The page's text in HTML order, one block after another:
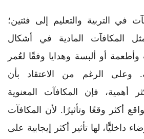
في التربية والتعليم إلى فئتين؛
المكافآت المادية في أشكال
أو ألبسة وهدايا وفقًا لعُمر
وعلى الرغم من الاعتقاد بأن
أهمية، فإن المكافآت المعنوية
أكثر وقعًا وتأثيرًا. لأن المكافآت
داخليًّا، لها تأثير أكثر إيجابية على